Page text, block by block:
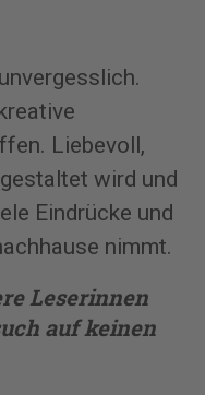
Liebevoll,
wird und
Eindrücke und
nimmt.
Leserinnen
auf keinen